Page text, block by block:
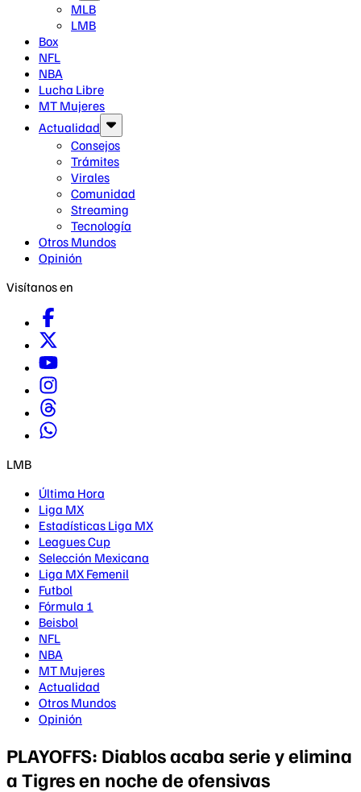
MLB
LMB
Box
NFL
NBA
Lucha Libre
MT Mujeres
Actualidad
Consejos
Trámites
Virales
Comunidad
Streaming
Tecnología
Otros Mundos
Opinión
Visítanos en
LMB
Última Hora
Liga MX
Estadísticas Liga MX
Leagues Cup
Selección Mexicana
Liga MX Femenil
Futbol
Fórmula 1
Beisbol
NFL
NBA
MT Mujeres
Actualidad
Otros Mundos
Opinión
PLAYOFFS: Diablos acaba serie y elimina
a Tigres en noche de ofensivas